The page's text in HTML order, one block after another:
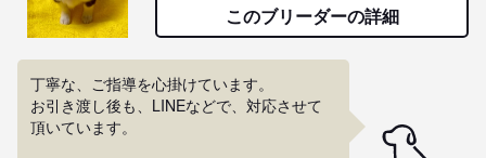
このブリーダーの詳細
丁寧な、ご指導を心掛けています。
お引き渡し後も、LINEなどで、対応させて
頂いています。